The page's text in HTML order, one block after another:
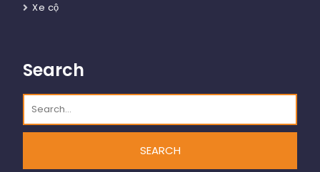
Xe cộ
Search